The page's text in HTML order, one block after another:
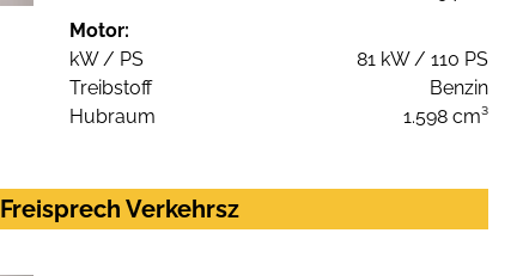
Motor:
kW / PS
81 kW / 110 PS
Treibstoff
Benzin
Hubraum
1.598 cm³
Verkehrsz